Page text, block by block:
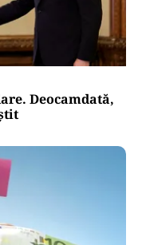
Deocamdată,